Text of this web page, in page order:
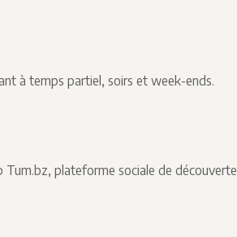
à temps partiel, soirs et week-ends.
plateforme sociale de